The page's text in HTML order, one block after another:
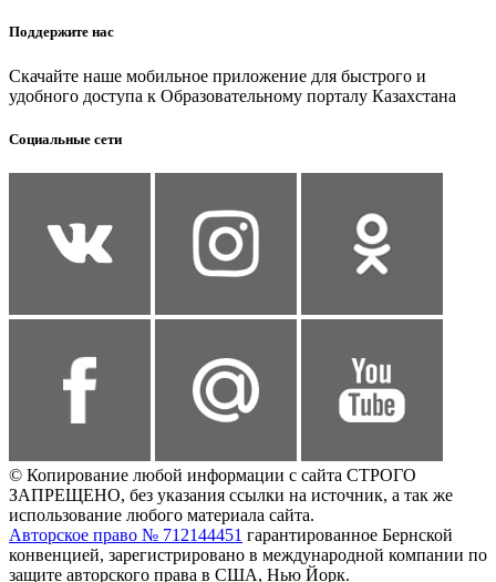
Поддержите нас
Скачайте наше мобильное приложение для быстрого и
удобного доступа к Образовательному порталу Казахстана
Социальные сети
© Копирование любой информации с сайта СТРОГО
ЗАПРЕЩЕНО, без указания ссылки на источник, а так же
использование любого материала сайта.
Авторское право № 712144451 гарантированное Бернской
конвенцией, зарегистрировано в международной компании по
защите авторского права в США, Нью Йорк.